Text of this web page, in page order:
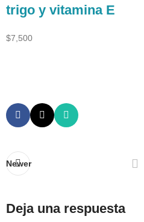
trigo y vitamina E
$7,500
Newer
Deja una respuesta